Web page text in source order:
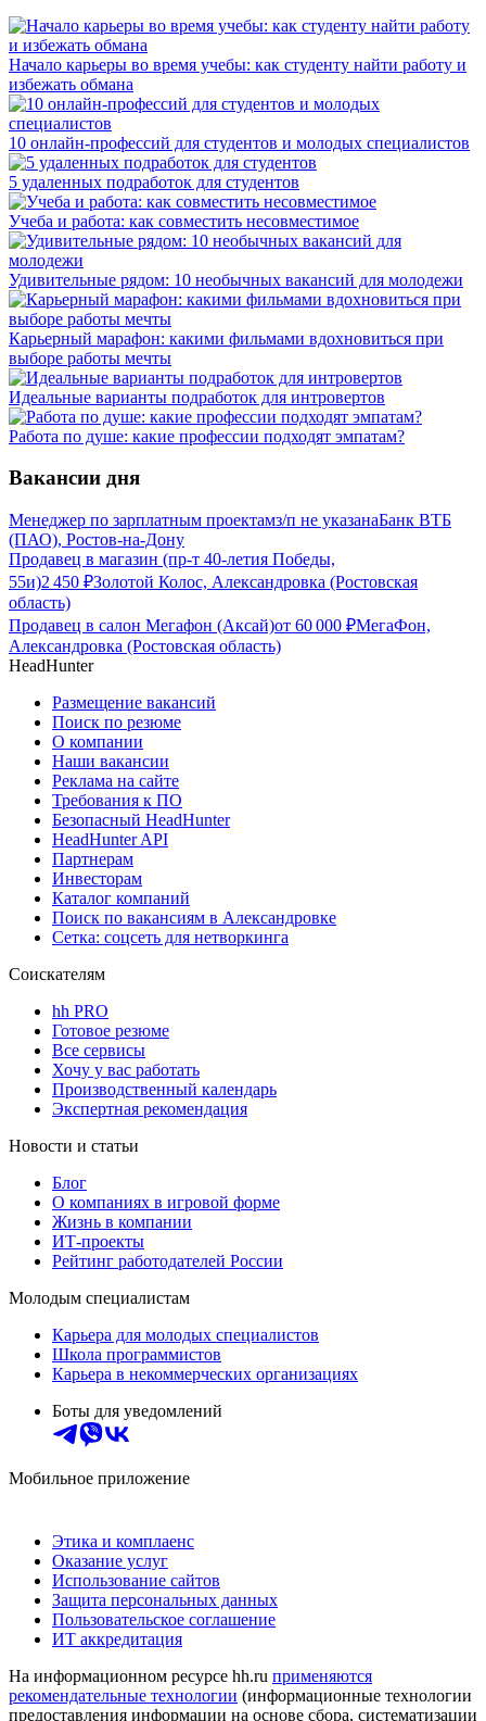
Начало карьеры во время учебы: как студенту найти работу и
избежать обмана
10 онлайн-профессий для студентов и молодых специалистов
5 удаленных подработок для студентов
Учеба и работа: как совместить несовместимое
Удивительные рядом: 10 необычных вакансий для молодежи
Карьерный марафон: какими фильмами вдохновиться при
выборе работы мечты
Идеальные варианты подработок для интровертов
Работа по душе: какие профессии подходят эмпатам?
Вакансии дня
Менеджер по зарплатным проектамз/п не указанаБанк ВТБ
(ПАО), Ростов-на-Дону
Продавец в магазин (пр-т 40-летия Победы,
55и)2 450 ₽Золотой Колос, Александровка (Ростовская
область)
Продавец в салон Мегафон (Аксай)от 60 000 ₽МегаФон,
Александровка (Ростовская область)
HeadHunter
Размещение вакансий
Поиск по резюме
О компании
Наши вакансии
Реклама на сайте
Требования к ПО
Безопасный HeadHunter
HeadHunter API
Партнерам
Инвесторам
Каталог компаний
Поиск по вакансиям в Александровке
Сетка: соцсеть для нетворкинга
Соискателям
hh PRO
Готовое резюме
Все сервисы
Хочу у вас работать
Производственный календарь
Экспертная рекомендация
Новости и статьи
Блог
О компаниях в игровой форме
Жизнь в компании
ИТ-проекты
Рейтинг работодателей России
Молодым специалистам
Карьера для молодых специалистов
Школа программистов
Карьера в некоммерческих организациях
Боты для уведомлений
Мобильное приложение
Этика и комплаенс
Оказание услуг
Использование сайтов
Защита персональных данных
Пользовательское соглашение
ИТ аккредитация
На информационном ресурсе hh.ru применяются
рекомендательные технологии (информационные технологии
предоставления информации на основе сбора, систематизации